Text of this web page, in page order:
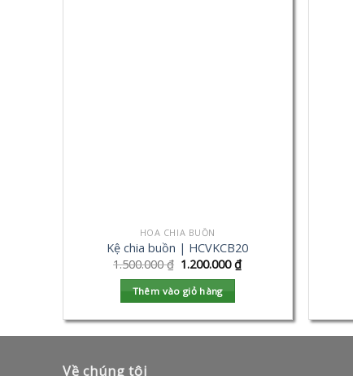
HOA CHIA BUỒN
Kệ chia buồn | HCVKCB20
1.500.000₫ 1.200.000₫
Thêm vào giỏ hàng
Về chúng tôi